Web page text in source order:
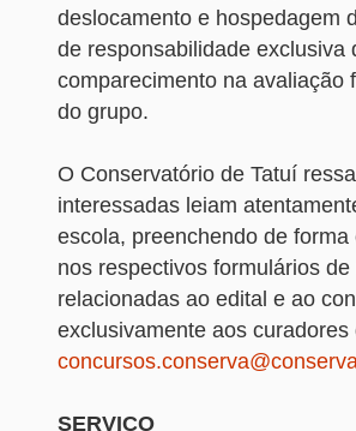
deslocamento e hospedagem
de responsabilidade exclusiva
comparecimento na avaliação
do grupo.
O Conservatório de Tatuí
interessadas leiam
escola, preenchendo de
nos respectivos formulários
relacionadas ao edital e ao
exclusivamente aos
SERVIÇO